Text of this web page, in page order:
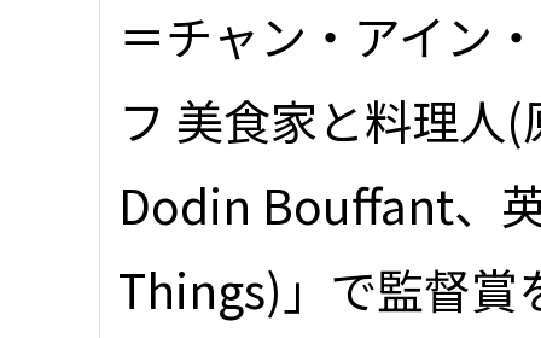
＝チャン・アイン
フ 美食家と料理人
Dodin Bouffant、
Things)」で監督賞